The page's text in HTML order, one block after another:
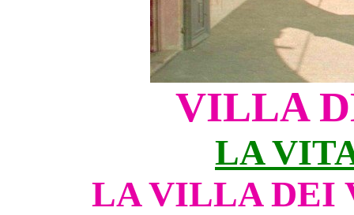
VILLA
LA
LA VILLA DEI